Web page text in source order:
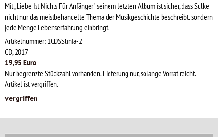
Mit „Liebe Ist Nichts Für Anfänger" seinem letzten Album ist sicher, dass Sulke
nicht nur das meistbehandelte Thema der Musikgeschichte beschreibt, sondern
jede Menge Lebenserfahrung einbringt.
Artikelnummer: 1CDSSlinfa-2
CD, 2017
19,95 Euro
Nur begrenzte Stückzahl vorhanden. Lieferung nur, solange Vorrat reicht.
Artikel ist vergriffen.
vergriffen